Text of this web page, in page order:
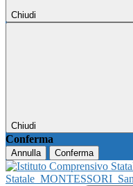
Chiudi
Chiudi
Conferma
Annulla Conferma
Statale MONTESSORI